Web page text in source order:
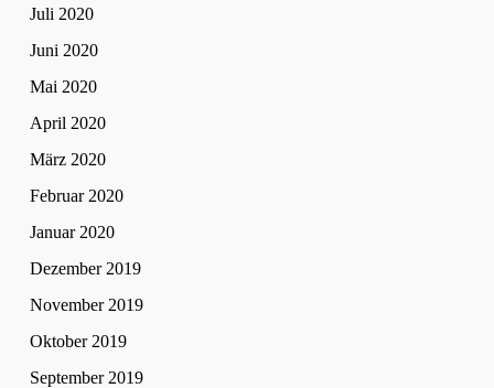
Juli 2020
Juni 2020
Mai 2020
April 2020
März 2020
Februar 2020
Januar 2020
Dezember 2019
November 2019
Oktober 2019
September 2019